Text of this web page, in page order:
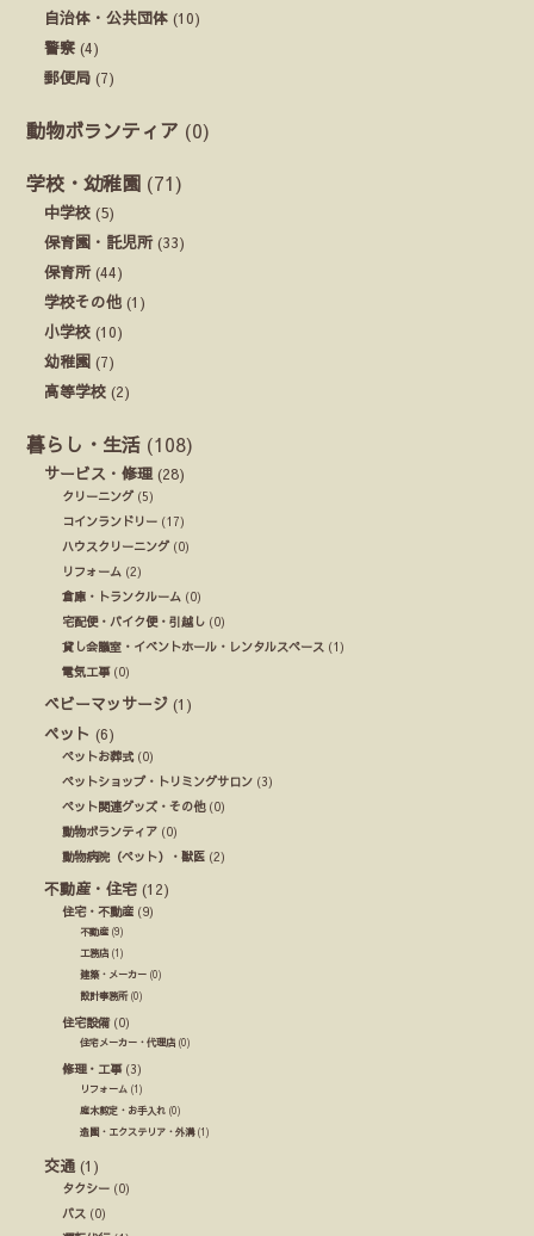
自治体・公共団体 (10)
警察 (4)
郵便局 (7)
動物ボランティア (0)
学校・幼稚園 (71)
中学校 (5)
保育園・託児所(33)
保育所(44)
学校その他 (1)
小学校 (10)
幼稚園 (7)
高等学校 (2)
暮らし・生活 (108)
サービス・修理 (28)
クリーニング(5)
コインランドリー (17)
ハウスクリーニング(0)
リフォーム (2)
倉庫・トランクルーム (0)
宅配便・バイク便・引越し (0)
貸し会議室・イベントホール・レンタルスペース (1)
電気工事(0)
ベビーマッサージ (1)
ペット (6)
ペットお葬式(0)
ペットショップ・トリミングサロン (3)
ペット関連グッズ・その他(0)
動物ボランティア (0)
動物病院（ペット）・獣医 (2)
不動産・住宅 (12)
住宅・不動産 (9)
不動産 (9)
工務店 (1)
建築・メーカー (0)
設計事務所(0)
住宅設備(0)
住宅メーカー・代理店 (0)
修理・工事(3)
リフォーム (1)
庭木剪定・お手入れ (0)
造園・エクステリア・外溝(1)
交通 (1)
タクシー (0)
バス (0)